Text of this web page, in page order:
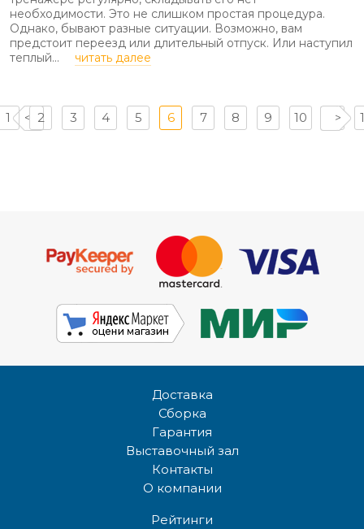
необходимости. Это не слишком простая процедура.
Однако, бывают разные ситуации. Возможно, вам
предстоит переезд или длительный отпуск. Или наступил
теплый...
читать далее
<
1 2 3 4 5 6 7 8 9 10 11>
Доставка
Сборка
Гарантия
Выставочный зал
Контакты
О компании
Рейтинги